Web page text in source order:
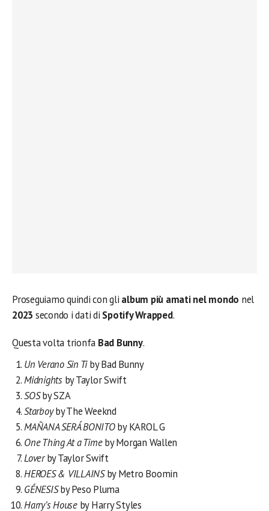
Proseguiamo quindi con gli album più amati nel mondo nel
2023 secondo i dati di Spotify Wrapped.
Questa volta trionfa Bad Bunny.
Un Verano Sin Tiby Bad Bunny
Midnightsby Taylor Swift
SOSby SZA
Starboyby The Weeknd
MAÑANA SERÁ BONITOby KAROL G
One Thing At a Timeby Morgan Wallen
Loverby Taylor Swift
HEROES & VILLAINSby Metro Boomin
GÉNESISby Peso Pluma
Harry’s Houseby Harry Styles